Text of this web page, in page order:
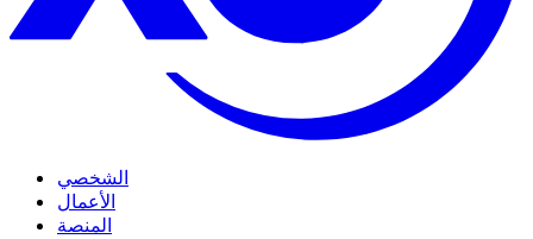
الشخصي
الأعمال
المنصة